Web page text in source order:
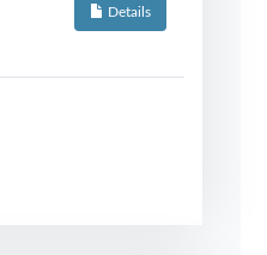
Details